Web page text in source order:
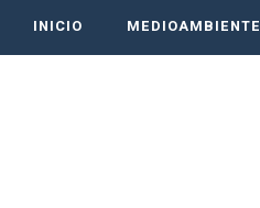
INICIO MEDIOAMBIENTE